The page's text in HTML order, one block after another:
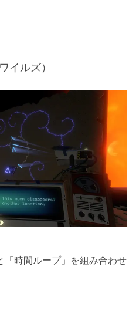
イルズ）
「時間ループ」を組み合わせ